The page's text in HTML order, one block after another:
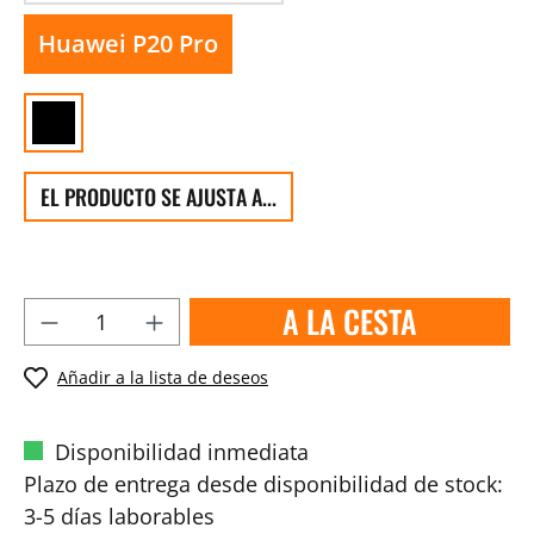
Huawei P20 Pro
EL PRODUCTO SE AJUSTA A...
A LA CESTA
Añadir a la lista de deseos
Disponibilidad inmediata
Plazo de entrega desde disponibilidad de stock:
3-5 días laborables